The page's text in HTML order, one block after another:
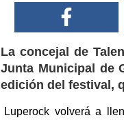
La concejal de
Junta Municipal de
edición del festival,
Luperock volverá a